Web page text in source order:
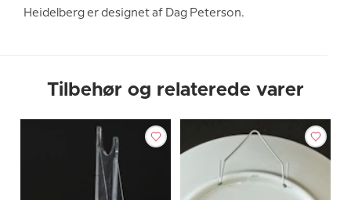
Heidelberg er designet af Dag Peterson.
Tilbehør og relaterede varer